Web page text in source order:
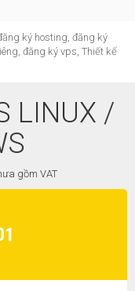
LINUX /
gồm VAT